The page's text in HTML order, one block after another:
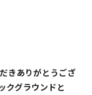
きありがとうござ
クグラウンドと